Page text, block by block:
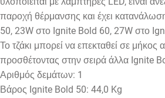
παροχή θέρμανσης και έχει
50, 23W στο Ignite Bold 60, 27W στο
Το τζάκι μπορεί να επεκταθεί σε
προσθέτοντας στην σειρά άλλα Ignite
Αριθμός δεμάτων: 1
Βάρος Ignite Bold 50: 44,0 Kg